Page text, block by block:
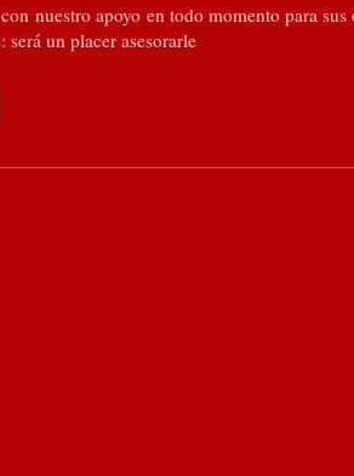
nuestro apoyo en todo momento para sus
será un placer asesorarle